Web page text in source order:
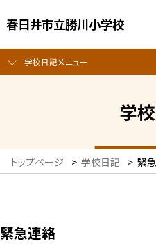
春日井市立勝川小学校
学校日記メニュー
学
トップページ > 学校日記 > 緊
緊急連絡